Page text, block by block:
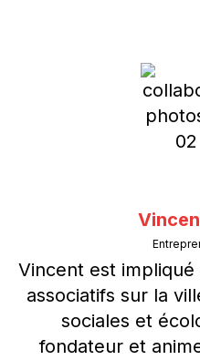
Vincent est
associatifs sur la
sociales et
fondateur et